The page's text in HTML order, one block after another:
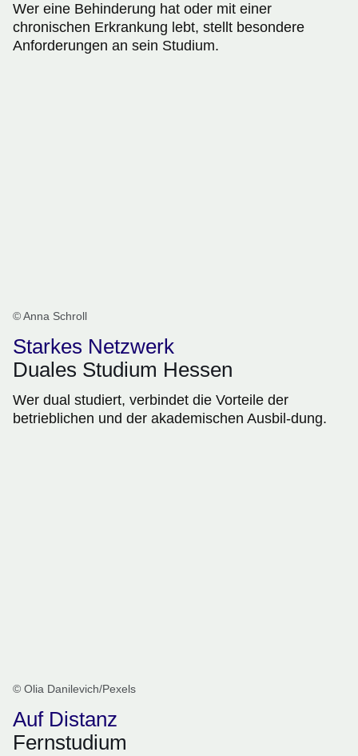
Wer eine Behinderung hat oder mit einer
chronischen Erkrankung lebt, stellt besondere
Anforderungen an sein Studium.
© Anna Schroll
Starkes Netzwerk
Duales Studium Hessen
Wer dual studiert, verbindet die Vorteile der
betrieblichen und der akademischen Ausbil-dung.
© Olia Danilevich/Pexels
Auf Distanz
Fernstudium